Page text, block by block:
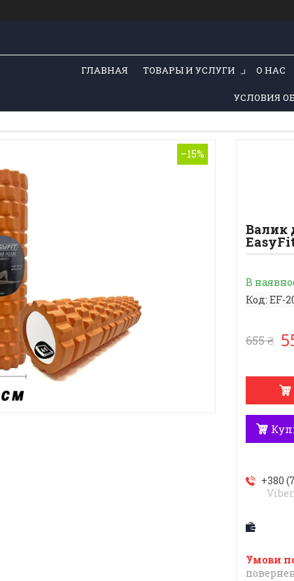
ГЛАВНАЯ ТОВАРЫ И УСЛУГИ О НАС
УСЛОВИЯ
–15%
Валик
В
Код: EF-
655 ₴
+380